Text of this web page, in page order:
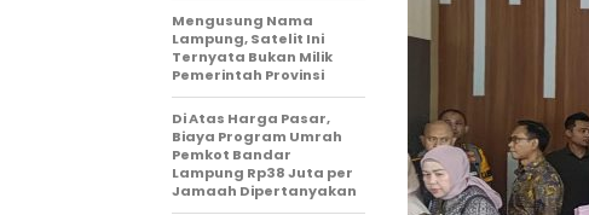
Mengusung Nama
Lampung, Satelit Ini
Ternyata Bukan Milik
Pemerintah Provinsi
Di Atas Harga Pasar,
Biaya Program Umrah
Pemkot Bandar
Lampung Rp38 Juta per
Jamaah Dipertanyakan